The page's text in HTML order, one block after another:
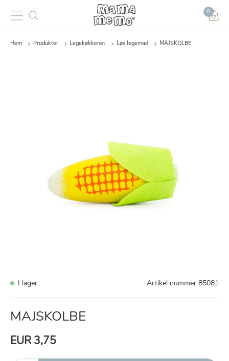
0
Hem Produkter Legekøkkenet Løs legemad MAJSKOLBE
I lager Artikel nummer 85081
MAJSKOLBE
EUR 3,75